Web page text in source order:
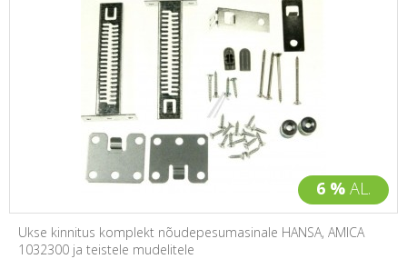
6 % AL.
Ukse kinnitus komplekt nõudepesumasinale HANSA, AMICA
1032300 ja teistele mudelitele